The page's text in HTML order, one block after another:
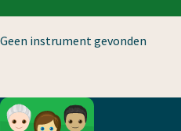
Geen instrument gevonden
Footer